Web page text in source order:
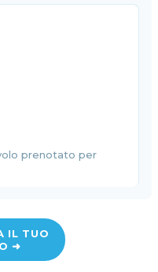
prenotato per
IL TUO
➜